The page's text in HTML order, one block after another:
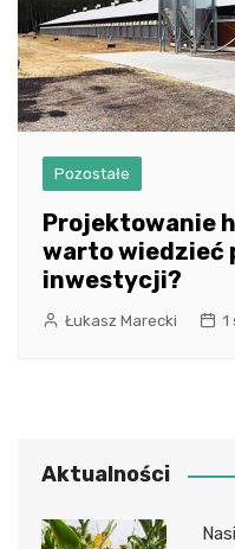
Pozostałe
Projektowanie
warto wiedzieć
inwestycji?
Łukasz Marecki 1
Aktualności